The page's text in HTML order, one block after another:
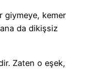
giymeye, kemer
da dikişsiz
Zaten o eşek,